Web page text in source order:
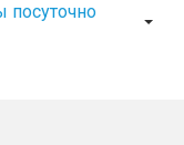
посуточно